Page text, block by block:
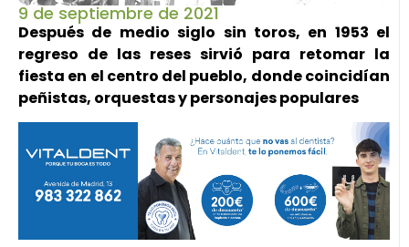
9 de septiembre de 2021
Después de medio siglo sin toros, en 1953 el
regreso de las reses sirvió para retomar la
fiesta en el centro del pueblo, donde coincidían
peñistas, orquestas y personajes populares